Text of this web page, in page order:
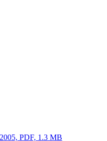
PDF, 1.3 MB